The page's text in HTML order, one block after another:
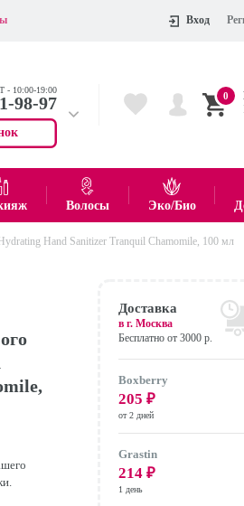
Вход
- 10:00-19:00
98-97
55-75
0
показать все товары
Оформить
Волосы Эко/Био
Hand Sanitizer Tranquil Chamomile, 100 мл
Доставка
в г.Москва
Бесплатно от 3000 р.
Boxberry
205 ₽
от 2 дней
Grastin
214 ₽
1 день